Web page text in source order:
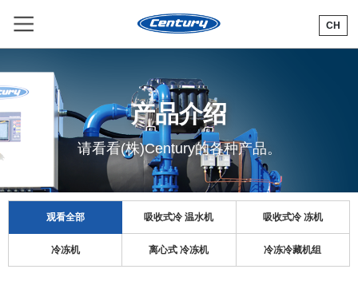
CH
产品介绍
请看看(株)Century的各种产品。
观看全部 吸收式冷 温水机 吸收式冷 冻机
冷冻机 离心式 冷冻机 冷冻冷藏机组